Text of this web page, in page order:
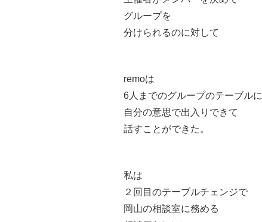
グループを
分けられるのに対して
remoは
6人までのグループのテーブルに
自分の意思で出入りできて
話すことができた。
私は
２回目のテーブルチェンジで
岡山の相談室に務める